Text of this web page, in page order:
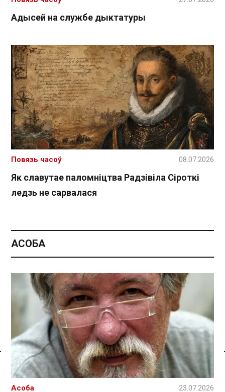
Спасылка без VPN
Адысей на службе дыктатуры
Як славутае паломніцтва Радзівіла Сіроткі
ледзь не сарвалася
Повязь часоў 08.07.2026
АСОБА
Асоба 23.07.2026